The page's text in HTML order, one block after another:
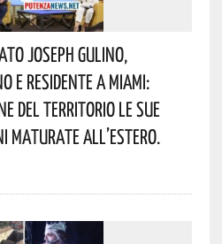
Joseph Gulino,
Residente A Miami:
Del Territorio Le Sue
Maturate All’estero.